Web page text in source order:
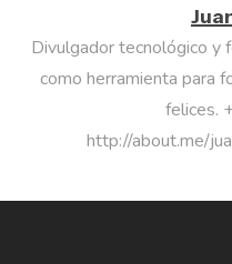
Divulgador tecnológico y
como herramienta para
felices.
http://about.me/